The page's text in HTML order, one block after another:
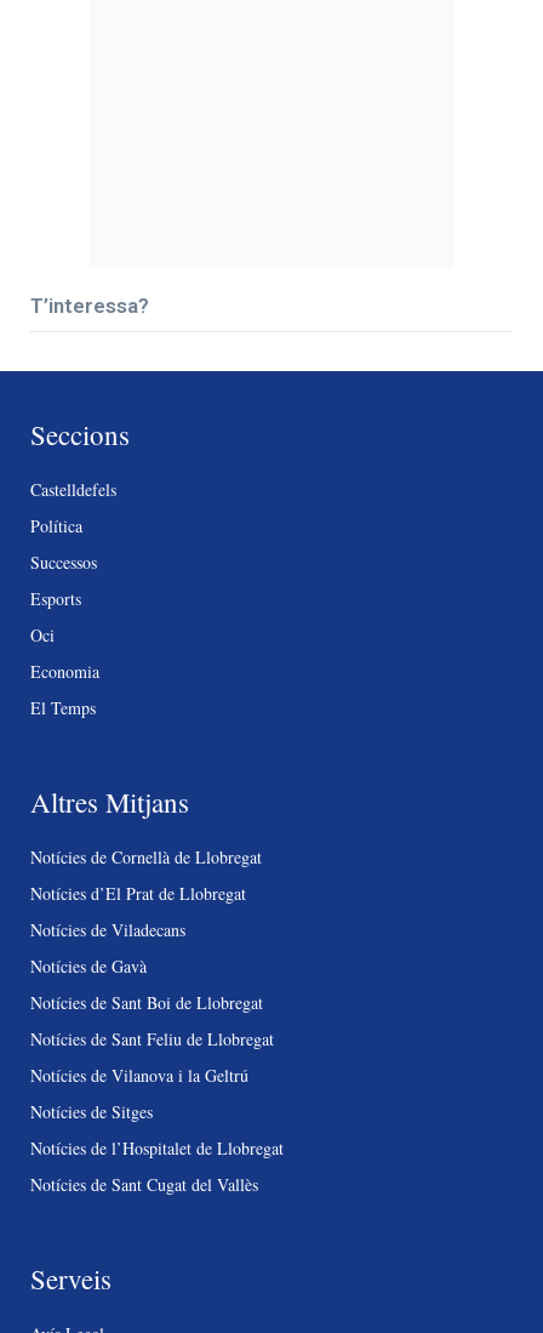
T’interessa?
Seccions
Castelldefels
Política
Successos
Esports
Oci
Economia
El Temps
Altres Mitjans
Notícies de Cornellà de Llobregat
Notícies d’El Prat de Llobregat
Notícies de Viladecans
Notícies de Gavà
Notícies de Sant Boi de Llobregat
Notícies de Sant Feliu de Llobregat
Notícies de Vilanova i la Geltrú
Notícies de Sitges
Notícies de l’Hospitalet de Llobregat
Notícies de Sant Cugat del Vallès
Serveis